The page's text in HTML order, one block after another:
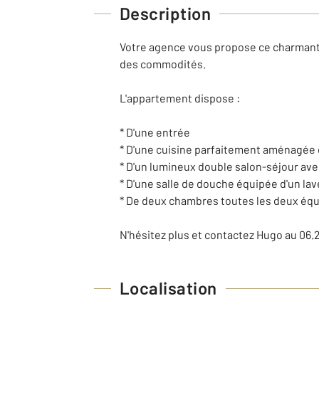
Description
Votre agence vous propose ce
des commodités.
L'appartement dispose :
* D'une entrée
* D'une cuisine parfaitement
* D'un lumineux double salon-séjour
* D'une salle de douche équipée d'un
* De deux chambres toutes les deux
N'hésitez plus et contactez Hugo au
Localisation